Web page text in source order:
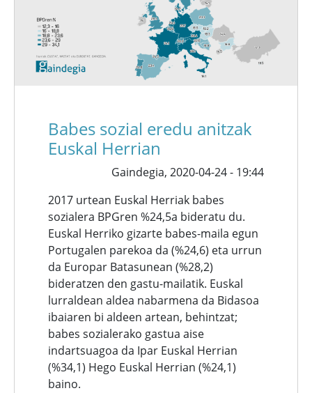
Babes sozial eredu anitzak
Euskal Herrian
Gaindegia, 2020-04-24 - 19:44
2017 urtean Euskal Herriak babes
sozialera BPGren %24,5a bideratu du.
Euskal Herriko gizarte babes-maila egun
Portugalen parekoa da (%24,6) eta urrun
da Europar Batasunean (%28,2)
bideratzen den gastu-mailatik. Euskal
lurraldean aldea nabarmena da Bidasoa
ibaiaren bi aldeen artean, behintzat;
babes sozialerako gastua aise
indartsuagoa da Ipar Euskal Herrian
(%34,1) Hego Euskal Herrian (%24,1)
baino.